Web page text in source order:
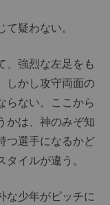
疑わない。
、強烈な左足をも
しかし攻守両面の
らない。ここから
かは、神のみぞ知
つ選手になるかど
イルが違う。
な少年がピッチに